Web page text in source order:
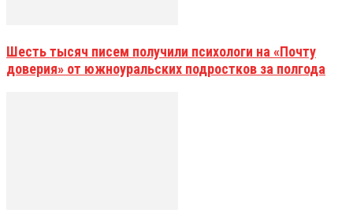
Шесть тысяч писем получили психологи на «Почту
доверия» от южноуральских подростков за полгода